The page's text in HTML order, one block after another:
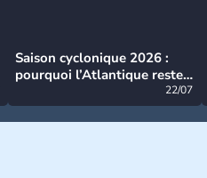
Saison cyclonique 2026 :
pourquoi l’Atlantique reste
22/07